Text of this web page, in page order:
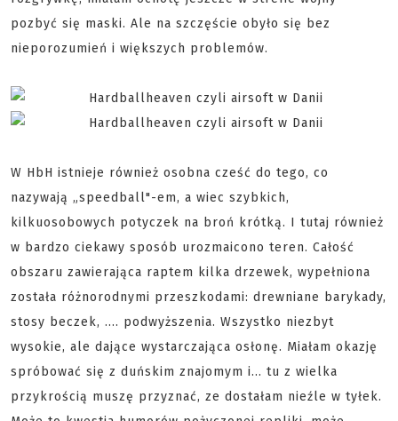
pozbyć się maski. Ale na szczęście obyło się bez
nieporozumień i większych problemów.
W HbH istnieje również osobna cześć do tego, co
nazywają „speedball"-em, a wiec szybkich,
kilkuosobowych potyczek na broń krótką. I tutaj również
w bardzo ciekawy sposób urozmaicono teren. Całość
obszaru zawierająca raptem kilka drzewek, wypełniona
została różnorodnymi przeszkodami: drewniane barykady,
stosy beczek, .... podwyższenia. Wszystko niezbyt
wysokie, ale dające wystarczająca osłonę. Miałam okazję
spróbować się z duńskim znajomym i... tu z wielka
przykrością muszę przyznać, ze dostałam nieźle w tyłek.